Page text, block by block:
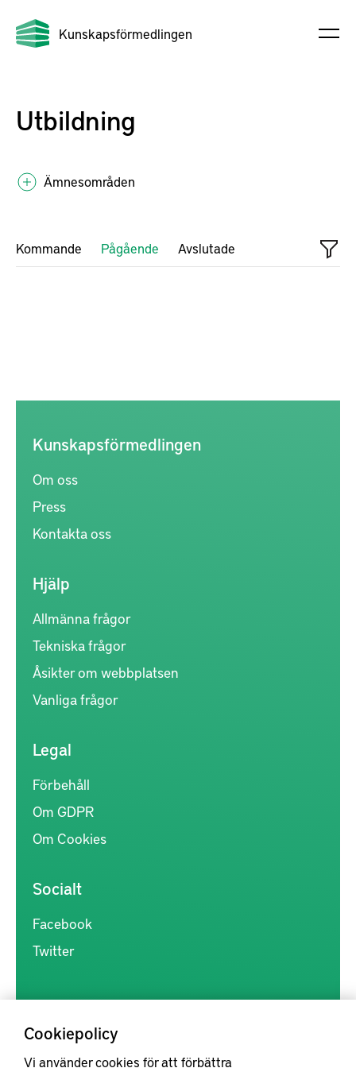
Kunskapsförmedlingen
Utbildning
Ämnesområden
Kommande Pågående Avslutade
Cookiepolicy
Vi använder cookies för att förbättra
Kunskapsförmedlingen
Om oss
Press
Kontakta oss
Hjälp
Allmänna frågor
Tekniska frågor
Åsikter om webbplatsen
Vanliga frågor
Legal
Förbehåll
Om GDPR
Om Cookies
Socialt
Facebook
Twitter